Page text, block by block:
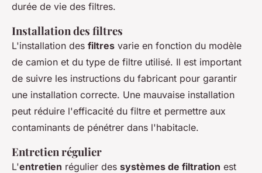
durée de vie des filtres.
Installation des filtres
L'installation des filtres varie en fonction du modèle
de camion et du type de filtre utilisé. Il est important
de suivre les instructions du fabricant pour garantir
une installation correcte. Une mauvaise installation
peut réduire l'efficacité du filtre et permettre aux
contaminants de pénétrer dans l'habitacle.
Entretien régulier
L'entretien régulier des systèmes de filtration est